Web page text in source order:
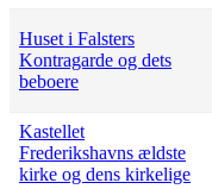
Huset i Falsters
Kontragarde og dets
beboere
Kastellet
Frederikshavns ældste
kirke og dens kirkelige